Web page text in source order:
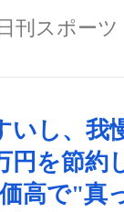
日刊スポーツ
いし、我
円を節約
高で"真